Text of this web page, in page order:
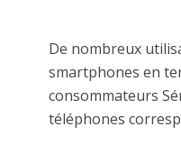
De nombreux
smartphones en
consommateurs
téléphones